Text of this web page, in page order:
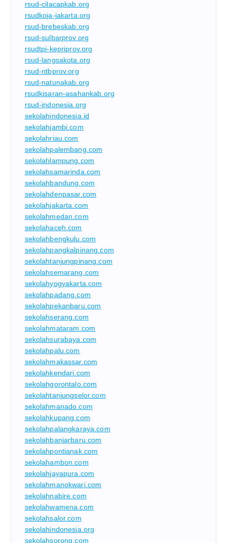
rsud-cilacapkab.org
rsudkoja-jakarta.org
rsud-brebeskab.org
rsud-sulbarprov.org
rsudtpi-kepriprov.org
rsud-langsakota.org
rsud-ntbprov.org
rsud-natunakab.org
rsudkisaran-asahankab.org
rsud-indonesia.org
sekolahindonesia.id
sekolahjambi.com
sekolahriau.com
sekolahpalembang.com
sekolahlampung.com
sekolahsamarinda.com
sekolahbandung.com
sekolahdenpasar.com
sekolahjakarta.com
sekolahmedan.com
sekolahaceh.com
sekolahbengkulu.com
sekolahpangkalpinang.com
sekolahtanjungpinang.com
sekolahsemarang.com
sekolahyogyakarta.com
sekolahpadang.com
sekolahpekanbaru.com
sekolahserang.com
sekolahmataram.com
sekolahsurabaya.com
sekolahpalu.com
sekolahmakassar.com
sekolahkendari.com
sekolahgorontalo.com
sekolahtanjungselor.com
sekolahmanado.com
sekolahkupang.com
sekolahpalangkaraya.com
sekolahbanjarbaru.com
sekolahpontianak.com
sekolahambon.com
sekolahjayapura.com
sekolahmanokwari.com
sekolahnabire.com
sekolahwamena.com
sekolahsalor.com
sekolahindonesia.org
sekolahsorong.com